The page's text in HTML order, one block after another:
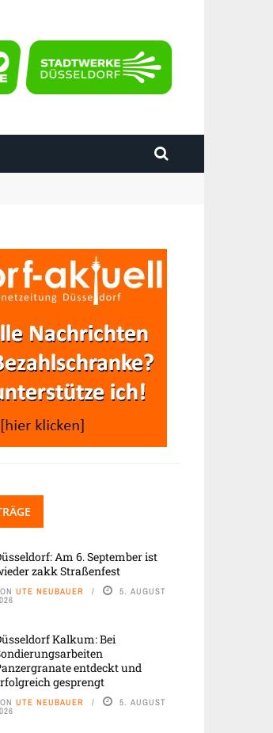
Am 6. September ist
zakk Straßenfest
UTE NEUBAUER 5. AUGUST
Kalkum: Bei
entdeckt und
gesprengt
UTE NEUBAUER 5. AUGUST